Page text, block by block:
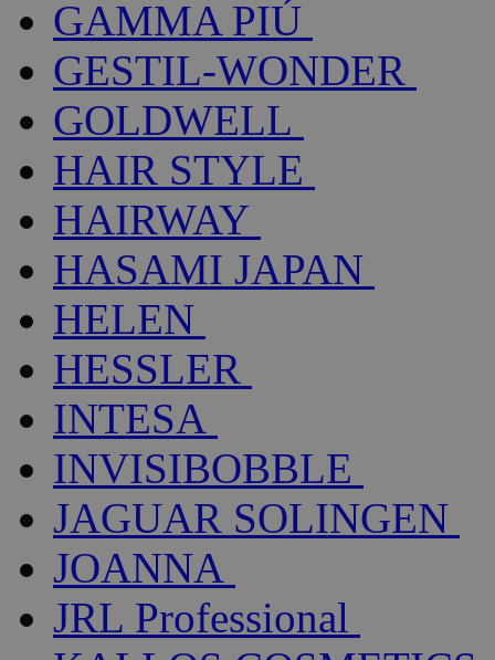
GAMMA PIÚ
GESTIL-WONDER
GOLDWELL
HAIR STYLE
HAIRWAY
HASAMI JAPAN
HELEN
HESSLER
INTESA
INVISIBOBBLE
JAGUAR SOLINGEN
JOANNA
JRL Professional